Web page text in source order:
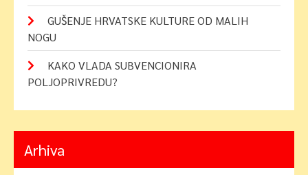
GUŠENJE HRVATSKE KULTURE OD MALIH
NOGU
KAKO VLADA SUBVENCIONIRA
POLJOPRIVREDU?
Arhiva